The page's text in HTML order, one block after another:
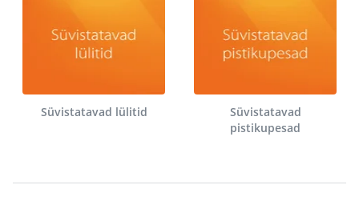
Süvistatavad lülitid
Süvistatavad
pistikupesad